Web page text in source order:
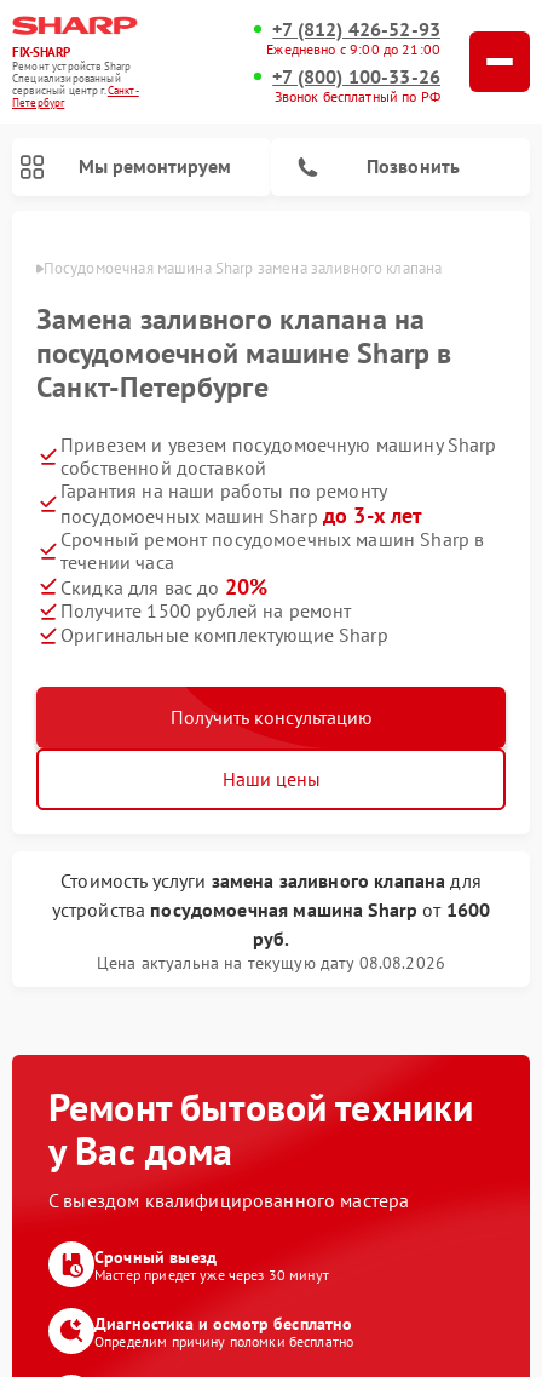
FIX-SHARP
Ремонт устройств Sharp
Специализированный
cервисный центр г.Санкт-
Петербург
+7 (812) 426-52-93
Ежедневно с 9:00 до 21:00
+7 (800) 100-33-26
Звонок бесплатный по РФ
Мы ремонтируем Позвонить
Посудомоечная машина Sharp замена заливного клапана
Замена заливного клапана на
посудомоечной машине Sharp в
Санкт-Петербурге
Привезем и увезем посудомоечную машину Sharp
собственной доставкой
Гарантия на наши работы по ремонту
посудомоечных машин Sharp до 3-х лет
Срочный ремонт посудомоечных машин Sharp в
течении часа
Скидка для вас до 20%
Получите 1500 рублей на ремонт
Оригинальные комплектующие Sharp
Получить консультацию
Наши цены
Стоимость услуги замена заливного клапана для
устройства посудомоечная машина Sharp от 1600
руб.
Цена актуальна на текущую дату 08.08.2026
Ремонт бытовой техники
у Вас дома
С выездом квалифицированного мастера
Срочный выезд
Мастер приедет уже через 30 минут
Диагностика и осмотр бесплатно
Определим причину поломки бесплатно